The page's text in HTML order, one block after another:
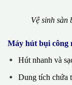
Vệ sinh sàn
Máy hút bụi công
Hút nhanh và
Dung tích chứa